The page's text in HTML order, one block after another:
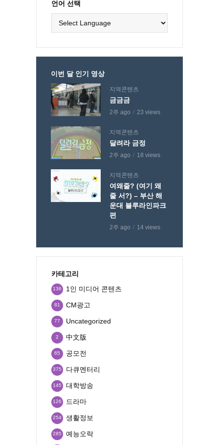
언어 선택
이번 달 인기 영상
지역콘텐츠
금금금
2주 ago 23 views
지역콘텐츠
달려라 금정
2주 ago 18 views
지역콘텐츠
여왜줄? (여기 왜
줄 서?) – 부산 해
운대 블루라인파크
편
2주 ago 14 views
카테고리
1인 미디어 콘텐츠
136
CM광고
81
Uncategorized
77
中文版
2
공모전
65
다큐멘터리
375
대학방송
145
드라마
126
생활정보
254
예능오락
285